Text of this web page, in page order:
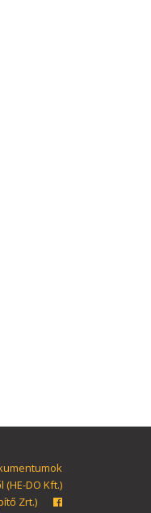
DO Kft.)
Zrt.)